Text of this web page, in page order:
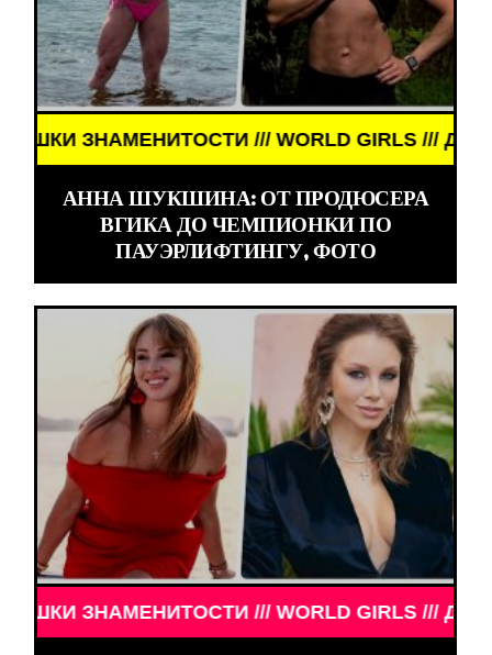
/// WORLD GIRLS /// ДЕВУШКИ
АННА ШУКШИНА: ОТ ПРОДЮСЕРА
ВГИКА ДО ЧЕМПИОНКИ ПО
ПАУЭРЛИФТИНГУ, ФОТО
/// WORLD GIRLS /// ДЕВУШКИ